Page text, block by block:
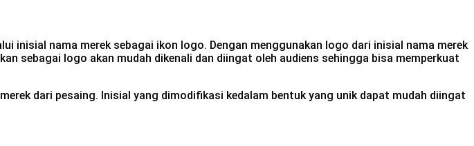
inisial nama merek sebagai ikon logo. Dengan menggunakan logo dari inisial nama merek
sebagai logo akan mudah dikenali dan diingat oleh audiens sehingga bisa memperkuat
dari pesaing. Inisial yang dimodifikasi kedalam bentuk yang unik dapat mudah diingat